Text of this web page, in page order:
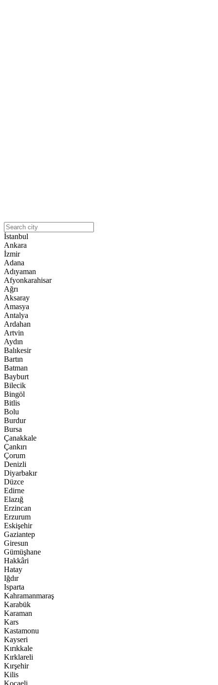
İstanbul
Ankara
İzmir
Adana
Adıyaman
Afyonkarahisar
Ağrı
Aksaray
Amasya
Antalya
Ardahan
Artvin
Aydın
Balıkesir
Bartın
Batman
Bayburt
Bilecik
Bingöl
Bitlis
Bolu
Burdur
Bursa
Çanakkale
Çankırı
Çorum
Denizli
Diyarbakır
Düzce
Edirne
Elazığ
Erzincan
Erzurum
Eskişehir
Gaziantep
Giresun
Gümüşhane
Hakkâri
Hatay
Iğdır
Isparta
Kahramanmaraş
Karabük
Karaman
Kars
Kastamonu
Kayseri
Kırıkkale
Kırklareli
Kırşehir
Kilis
Kocaeli